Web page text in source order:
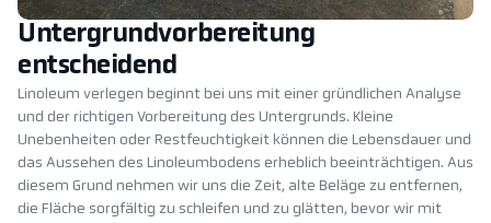
Untergrundvorbereitung
entscheidend
Linoleum verlegen beginnt bei uns mit einer gründlichen Analyse
und der richtigen Vorbereitung des Untergrunds. Kleine
Unebenheiten oder Restfeuchtigkeit können die Lebensdauer und
das Aussehen des Linoleumbodens erheblich beeinträchtigen. Aus
diesem Grund nehmen wir uns die Zeit, alte Beläge zu entfernen,
die Fläche sorgfältig zu schleifen und zu glätten, bevor wir mit